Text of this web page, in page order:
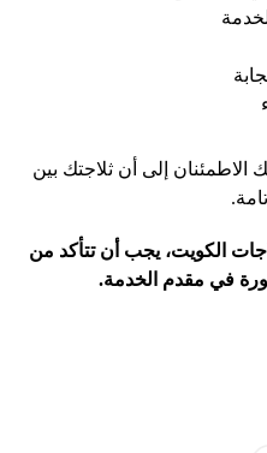
الاطمئنان إلى أن ثلاجتك بين
الكويت، يجب أن تتأكد من
في مقدم الخدمة.